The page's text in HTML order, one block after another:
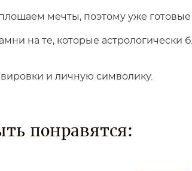
мечты, поэтому уже
на те, которые астрологически
и личную символику.
понравятся: